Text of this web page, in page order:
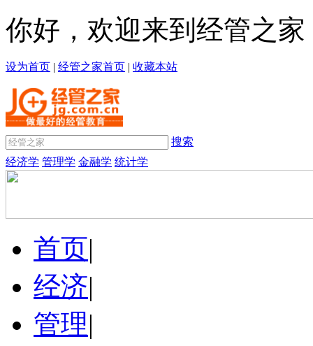
你好，欢迎来到经管之家
设为首页 | 经管之家首页 | 收藏本站
搜索
经济学 管理学 金融学 统计学
首页|
经济|
管理|